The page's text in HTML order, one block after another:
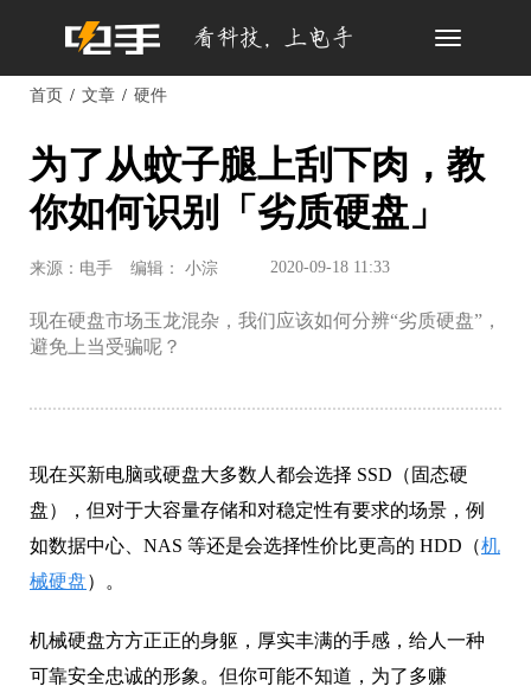
Toggle
首页 文章 硬件
为了从蚊子腿上刮下肉，教
你如何识别「劣质硬盘」
来源：电手 编辑： 小淙 2020-09-18 11:33
现在硬盘市场玉龙混杂，我们应该如何分辨“劣质硬盘”，
避免上当受骗呢？
现在买新电脑或硬盘大多数人都会选择 SSD（固态硬
盘），但对于大容量存储和对稳定性有要求的场景，例
如数据中心、NAS 等还是会选择性价比更高的 HDD（机
械硬盘）。
机械硬盘方方正正的身躯，厚实丰满的手感，给人一种
可靠安全忠诚的形象。但你可能不知道，为了多赚